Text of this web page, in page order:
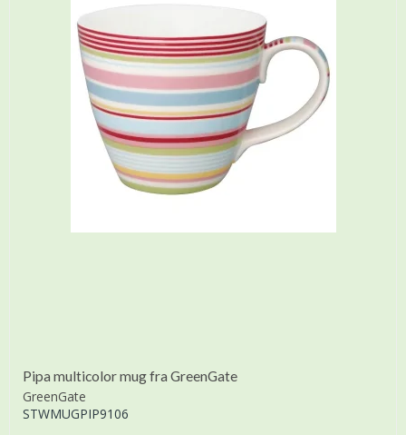
Pipa multicolor mug fra GreenGate
GreenGate
STWMUGPIP9106